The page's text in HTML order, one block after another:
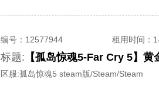
编号： 12577944 租用时间 ：
标题: 【孤岛惊魂5-Far Cry 5】
区服:孤岛惊魂5 steam版/Steam/Steam